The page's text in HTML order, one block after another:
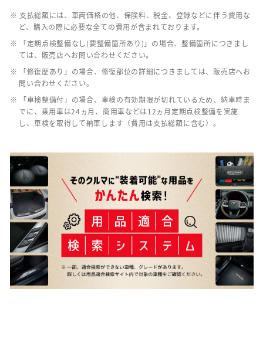
※ 支払総額には、車両価格の他、保険料、税金、登録などに伴う費用な
ど、購入の際に必要な全ての費用が含まれております。
※ 「定期点検整備なし(要整備箇所あり)」の場合、整備箇所につきまし
ては、販売店へお問い合わせください。
※ 「修復歴あり」の場合、修復部位の詳細につきましては、販売店へお
問い合わせください。
※ 「車検整備付」の場合、車検の有効期限が切れているため、納車時ま
でに、乗用車は24ヵ月、商用車などは12ヵ月定期点検整備を実施
し、車検を取得して納車します（費用は支払総額に含む）。